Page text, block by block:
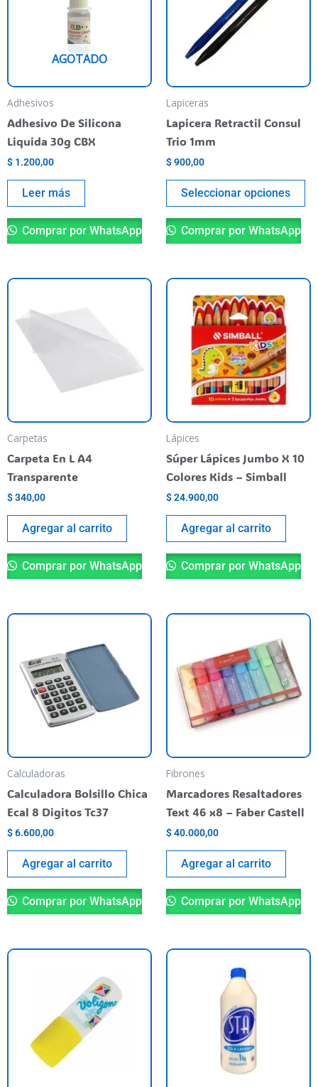
AGOTADO
Adhesivos
Adhesivo De Silicona
Liquida 30g CBX
$ 1.200,00
Leer más
Comprar por WhatsApp
Lapiceras
Lapicera Retractil Consul
Trio 1mm
$900,00
Seleccionar opciones
se
Comprar por WhatsApp
Carpetas
Carpeta En L A4
Transparente
$340,00
Agregar al carrito
Comprar por WhatsApp
Lápices
Súper Lápices Jumbo X 10
Colores Kids – Simball
$24.900,00
Agregar al carrito
Comprar por WhatsApp
Calculadoras
Calculadora Bolsillo Chica
Ecal 8 Digitos Tc37
$6.600,00
Agregar al carrito
Comprar por WhatsApp
Fibrones
Marcadores Resaltadores
Text 46 x8 – Faber Castell
$40.000,00
Agregar al carrito
Comprar por WhatsApp